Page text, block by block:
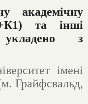
академічну
та інші
з
імені
Грайфсвальд,